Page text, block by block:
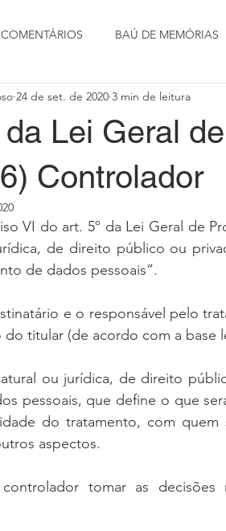
BAÚ DE MEMÓRIAS
Lei Geral
Controlador
24 de set. de 2020 3 min de leitura
VI do art. 5º da Lei Geral de
de direito público ou
de dados pessoais”.
e o responsável pelo
titular (de acordo com a base
ou jurídica, de direito
pessoais, que define o que
do tratamento, com quem
aspectos.
tomar as